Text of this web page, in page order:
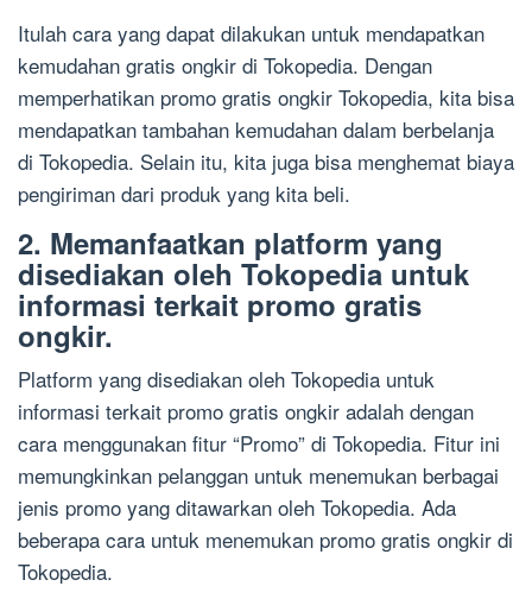
Itulah cara yang dapat dilakukan untuk mendapatkan
kemudahan gratis ongkir di Tokopedia. Dengan
memperhatikan promo gratis ongkir Tokopedia, kita bisa
mendapatkan tambahan kemudahan dalam berbelanja
di Tokopedia. Selain itu, kita juga bisa menghemat biaya
pengiriman dari produk yang kita beli.
2. Memanfaatkan platform yang
disediakan oleh Tokopedia untuk
informasi terkait promo gratis
ongkir.
Platform yang disediakan oleh Tokopedia untuk
informasi terkait promo gratis ongkir adalah dengan
cara menggunakan fitur “Promo” di Tokopedia. Fitur ini
memungkinkan pelanggan untuk menemukan berbagai
jenis promo yang ditawarkan oleh Tokopedia. Ada
beberapa cara untuk menemukan promo gratis ongkir di
Tokopedia.